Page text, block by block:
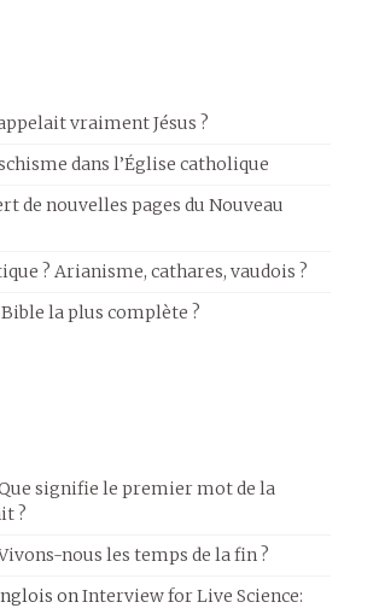
vraiment Jésus ?
dans l’Église catholique
de nouvelles pages du Nouveau
? Arianisme, cathares, vaudois ?
la plus complète ?
signifie le premier mot de la
?
nous les temps de la fin ?
onInterview for Live Science: